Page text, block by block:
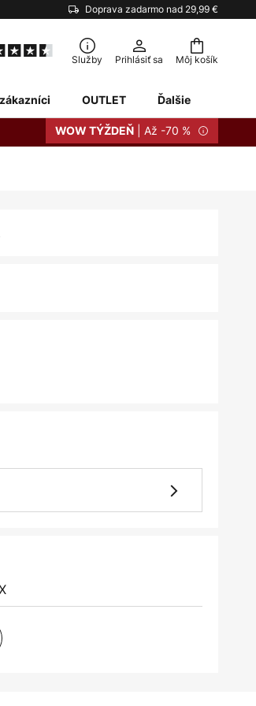
Doprava zadarmo nad 29,99 €
Môj košík
Služby Prihlásiť sa
OUTLET Ďalšie
WOW TÝŽDEŇ | Až -70 %